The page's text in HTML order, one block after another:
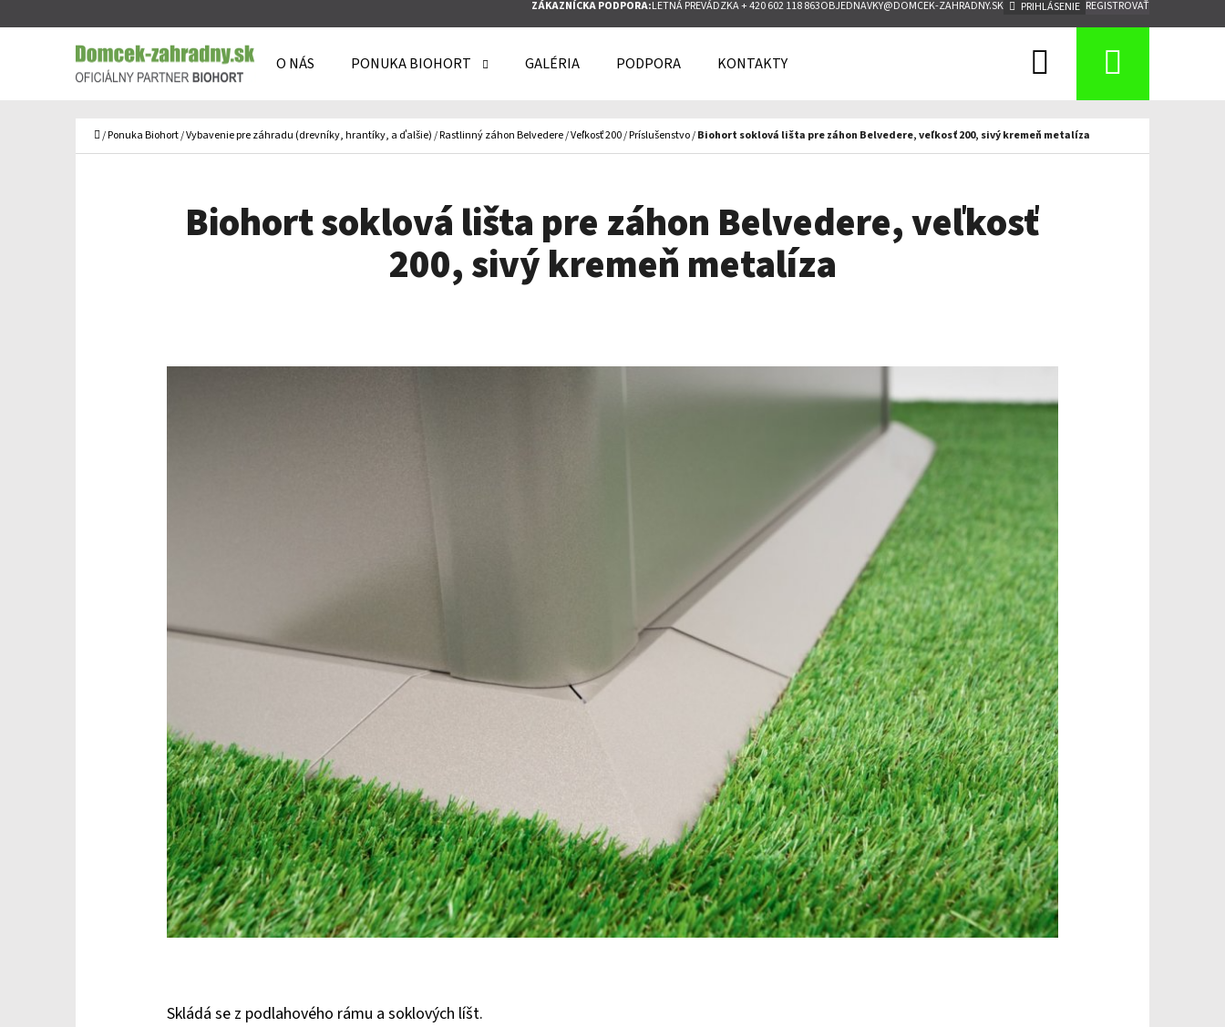
ZÁKAZNÍCKA PODPORA:LETNÁ PREVÁDZKA + 420 602 118 863OBJEDNAVKY@DOMCEK-ZAHRADNY.SK PRIHLÁSENIE REGISTROVAŤ
O NÁS PONUKA BIOHORT GALÉRIA PODPORA KONTAKTY Hľadať
Domov
/Ponuka Biohort/Vybavenie pre záhradu (drevníky, hrantíky, a ďalšie)/Rastlinný záhon Belvedere/Veľkosť 200/Príslušenstvo/Biohort soklová lišta pre záhon Belvedere, veľkosť 200, sivý kremeň metalíza
Biohort soklová lišta pre záhon Belvedere, veľkosť
200, sivý kremeň metalíza
Skládá se z podlahového rámu a soklových líšt.
Späť
do
Späť
do
ODPORÚČAME